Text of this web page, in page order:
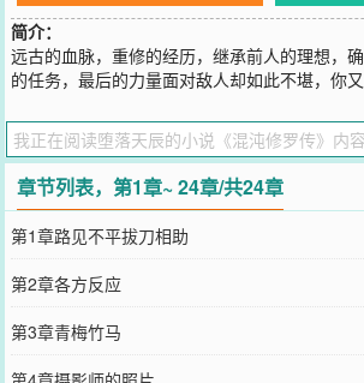
简介：
远古的血脉，重修的经历，继承前人的理想，
的任务，最后的力量面对敌人却如此不堪，你
您要是觉得《混沌修罗传》还不错的话请不要
信里的朋友推荐哦！
章节列表，第1章~ 24章/共24章
第1章路见不平拔刀相助
第2章各方反应
第3章青梅竹马